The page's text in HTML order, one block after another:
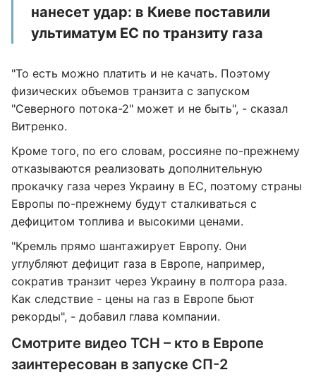
нанесет удар: в Киеве поставили
ультиматум ЕС по транзиту газа
"То есть можно платить и не качать. Поэтому
физических объемов транзита с запуском
"Северного потока-2" может и не быть", - сказал
Витренко.
Кроме того, по его словам, россияне по-прежнему
отказываются реализовать дополнительную
прокачку газа через Украину в ЕС, поэтому страны
Европы по-прежнему будут сталкиваться с
дефицитом топлива и высокими ценами.
"Кремль прямо шантажирует Европу. Они
углубляют дефицит газа в Европе, например,
сократив транзит через Украину в полтора раза.
Как следствие - цены на газ в Европе бьют
рекорды", - добавил глава компании.
Смотрите видео ТСН – кто в Европе
заинтересован в запуске СП-2